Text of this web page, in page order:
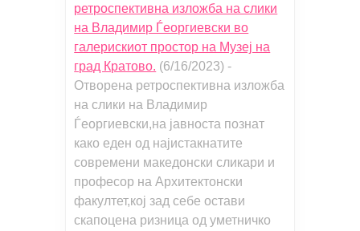
ретроспективна изложба на слики
на Владимир Ѓеоргиевски во
галерискиот простор на Музеј на
град Кратово. (6/16/2023) -
Отворена ретроспективна изложба
на слики на Владимир
Ѓеоргиевски,на јавноста познат
како еден од најистакнатите
современи македонски сликари и
професор на Архитектонски
факултет,кој зад себе остави
скапоцена ризница од уметничко